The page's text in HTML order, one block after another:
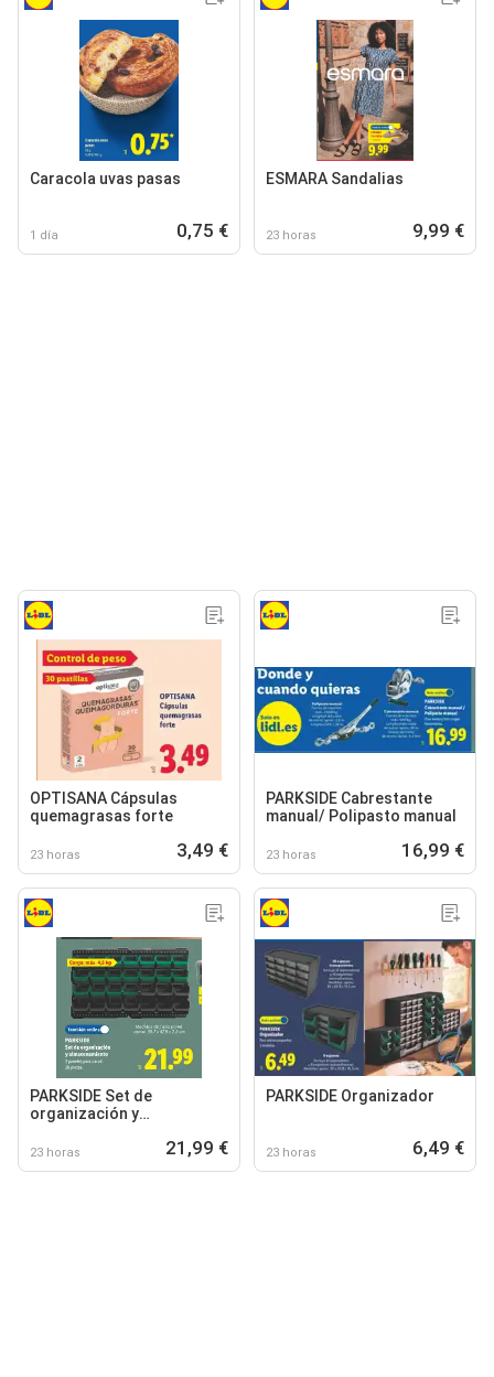
Caracola uvas pasas
1 día 0,75 €
ESMARA Sandalias
23 horas 9,99 €
OPTISANA Cápsulas
quemagrasas forte
23 horas 3,49 €
PARKSIDE Cabrestante
manual/ Polipasto manual
23 horas 16,99 €
PARKSIDE Set de
organización y
23 horas 21,99 €
PARKSIDE Organizador
23 horas 6,49 €